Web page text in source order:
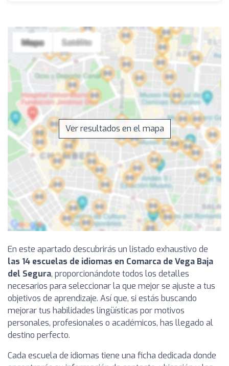
Ver resultados en el mapa
En este apartado descubrirás un listado exhaustivo de
las 14 escuelas de idiomas en Comarca de Vega Baja
del Segura, proporcionándote todos los detalles
necesarios para seleccionar la que mejor se ajuste a tus
objetivos de aprendizaje. Así que, si estás buscando
mejorar tus habilidades lingüísticas por motivos
personales, profesionales o académicos, has llegado al
destino perfecto.
Cada escuela de idiomas tiene una ficha dedicada donde